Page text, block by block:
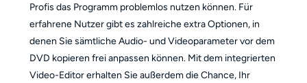
Profis das Programm problemlos nutzen können. Für
erfahrene Nutzer gibt es zahlreiche extra Optionen, in
denen Sie sämtliche Audio- und Videoparameter vor dem
DVD kopieren frei anpassen können. Mit dem integrierten
Video-Editor erhalten Sie außerdem die Chance, Ihr